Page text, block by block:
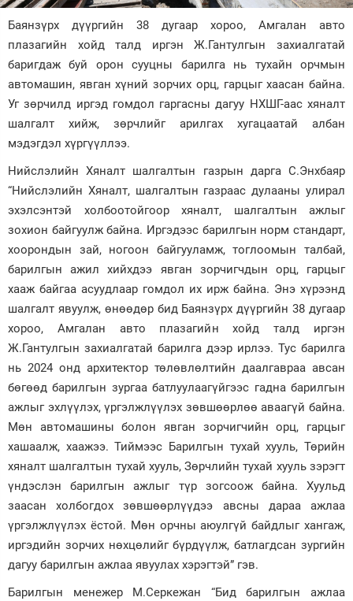
Зурхай
Баянзүрх дүүргийн 38 дугаар хороо, Амгалан авто
плазагийн хойд талд иргэн Ж.Гантулгын захиалгатай
баригдаж буй орон сууцны барилга нь тухайн орчмын
автомашин, явган хүний зорчих орц, гарцыг хаасан байна.
Уг зөрчилд иргэд гомдол гаргасны дагуу НХШГ-аас хяналт
шалгалт хийж, зөрчлийг арилгах хугацаатай албан
мэдэгдэл хүргүүллээ.
Нийслэлийн Хяналт шалгалтын газрын дарга С.Энхбаяр
“Нийслэлийн Хяналт, шалгалтын газраас дулааны улирал
эхэлсэнтэй холбоотойгоор хяналт, шалгалтын ажлыг
зохион байгуулж байна. Иргэдээс барилгын норм стандарт,
хоорондын зай, ногоон байгууламж, тоглоомын талбай,
барилгын ажил хийхдээ явган зорчигчдын орц, гарцыг
хааж байгаа асуудлаар гомдол их ирж байна. Энэ хүрээнд
шалгалт явуулж, өнөөдөр бид Баянзүрх дүүргийн 38 дугаар
хороо, Амгалан авто плазагийн хойд талд иргэн
Ж.Гантулгын захиалгатай барилга дээр ирлээ. Тус барилга
нь 2024 онд архитектор төлөвлөлтийн даалгавраа авсан
бөгөөд барилгын зургаа батлуулаагүйгээс гадна барилгын
ажлыг эхлүүлэх, үргэлжлүүлэх зөвшөөрлөө аваагүй байна.
Мөн автомашины болон явган зорчигчийн орц, гарцыг
хашаалж, хаажээ. Тиймээс Барилгын тухай хууль, Төрийн
хяналт шалгалтын тухай хууль, Зөрчлийн тухай хууль зэрэгт
үндэслэн барилгын ажлыг түр зогсоож байна. Хуульд
заасан холбогдох зөвшөөрлүүдээ авсны дараа ажлаа
үргэлжлүүлэх ёстой. Мөн орчны аюулгүй байдлыг хангаж,
иргэдийн зорчих нөхцөлийг бүрдүүлж, батлагдсан зургийн
дагуу барилгын ажлаа явуулах хэрэгтэй” гэв.
Барилгын менежер М.Серкежан “Бид барилгын ажлаа